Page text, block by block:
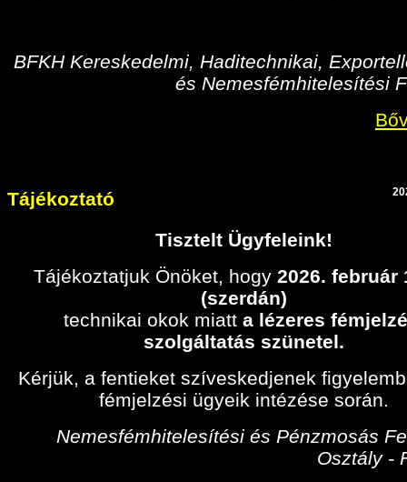
BFKH Kereskedelmi, Haditechnikai,
és Nemesfémhitelesítési
Tájékoztató
Tisztelt Ügyfeleink!
Tájékoztatjuk Önöket, hogy 2026. február
(szerdán)
technikai okok miatt a lézeres
szolgáltatás szünetel.
Kérjük, a fentieket szíveskedjenek
fémjelzési ügyeik intézése során.
Nemesfémhitelesítési és Pénzmosás
Osztály -